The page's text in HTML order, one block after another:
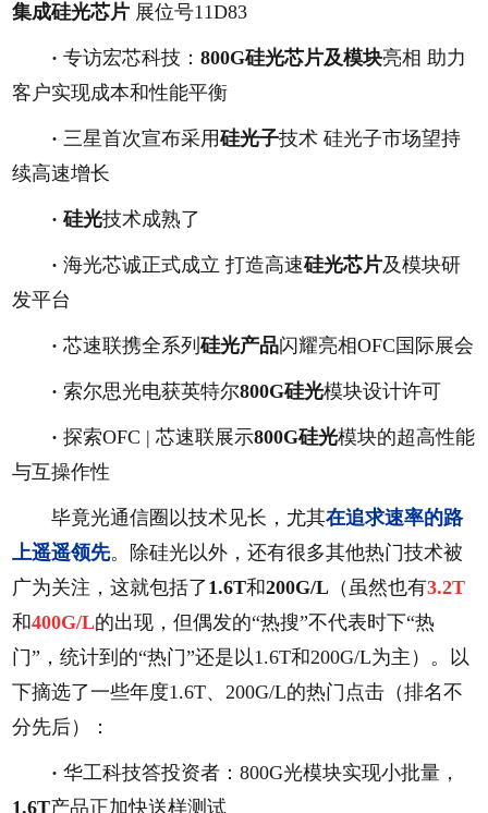
集成硅光芯片 展位号11D83
·专访宏芯科技：800G硅光芯片及模块亮相 助力
客户实现成本和性能平衡
·三星首次宣布采用硅光子技术 硅光子市场望持
续高速增长
·硅光技术成熟了
·海光芯诚正式成立 打造高速硅光芯片及模块研
发平台
·芯速联携全系列硅光产品闪耀亮相OFC国际展会
·索尔思光电获英特尔800G硅光模块设计许可
·探索OFC | 芯速联展示800G硅光模块的超高性能
与互操作性
毕竟光通信圈以技术见长，尤其在追求速率的路
上遥遥领先。除硅光以外，还有很多其他热门技术被
广为关注，这就包括了1.6T和200G/L （虽然也有3.2T
和400G/L的出现，但偶发的“热搜”不代表时下“热
门”，统计到的“热门”还是以1.6T和200G/L为主）。以
下摘选了一些年度1.6T、200G/L的热门点击（排名不
分先后）：
·华工科技答投资者：800G光模块实现小批量，
1.6T产品正加快送样测试